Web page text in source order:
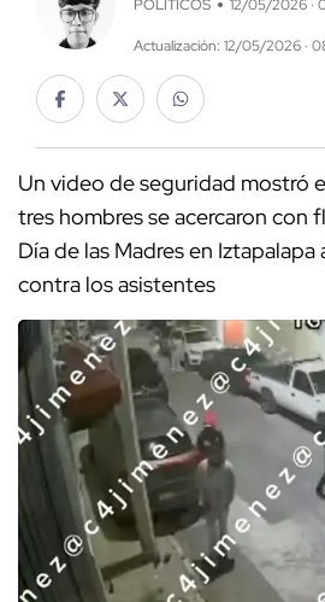
POLÍTICOS 12/05/2026 ·
Actualización: 12/05/2026 ·
Un video de seguridad mostró
tres hombres se acercaron con
Día de las Madres en
contra los asistentes